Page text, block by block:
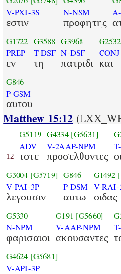
V-PXI-3S
εστιν
N-NSM
προφητης
G1722
PREP
εν
G3588
T-DSF
τη
G3968
N-DSF
πατριδι
G2532
CONJ
και
G846
P-GSM
αυτου
Matthew 15:12
12
G5119
ADV
τοτε
G4334 [G5631]
V-2AAP-NPM
προσελθοντες
G3004 [G5719]
V-PAI-3P
λεγουσιν
G846
P-DSM
αυτω
G1492
V-RAI-
οιδας
G5330
N-NPM
φαρισαιοι
G191 [G5660]
V-AAP-NPM
ακουσαντες
G4624 [G5681]
V-API-3P